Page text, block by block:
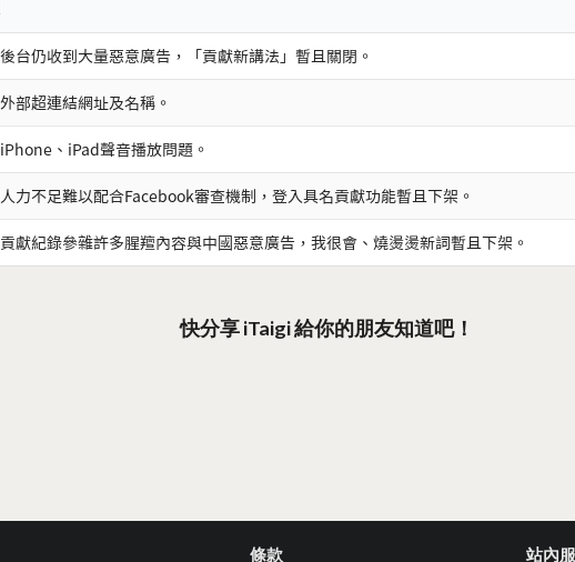
台仍收到大量惡意廣告，「貢獻新講法」暫且關閉。
部超連結網址及名稱。
、iPad聲音播放問題。
力不足難以配合Facebook審查機制，登入具名貢獻功能暫且下架。
獻紀錄參雜許多腥羶內容與中國惡意廣告，我很會、燒燙燙新詞暫且下架。
快分享 iTaigi 給你的朋友知道吧！
條款 站內